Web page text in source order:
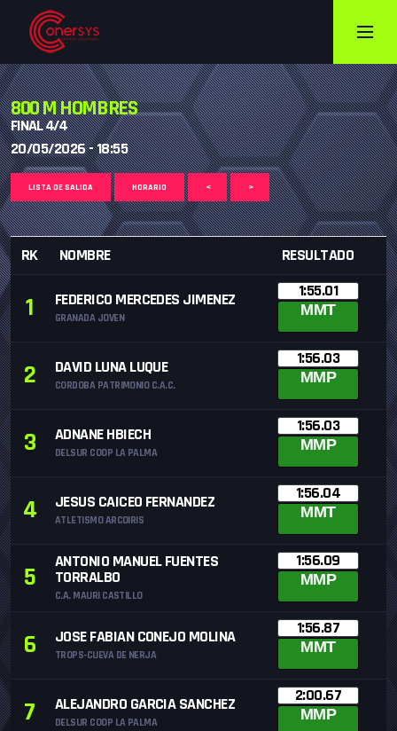
800 M HOMBRES
FINAL 4/4
20/05/2026 - 18:55
LISTA DE SALIDA HORARIO < >
RK NOMBRE RESULTADO
1 FEDERICO MERCEDES JIMENEZ
GRANADA JOVEN
1:55.01
MMT
2 DAVID LUNA LUQUE
CORDOBA PATRIMONIO C.A.C.
1:56.03
MMP
3 ADNANE HBIECH
DELSUR COOP LA PALMA
1:56.03
MMP
4 JESUS CAICEO FERNANDEZ
ATLETISMO ARCOIRIS
1:56.04
MMT
5
ANTONIO MANUEL FUENTES
TORRALBO
C.A. MAURI CASTILLO
1:56.09
MMP
6 JOSE FABIAN CONEJO MOLINA
TROPS-CUEVA DE NERJA
1:56.87
MMT
7 ALEJANDRO GARCIA SANCHEZ
DELSUR COOP LA PALMA
2:00.67
MMP